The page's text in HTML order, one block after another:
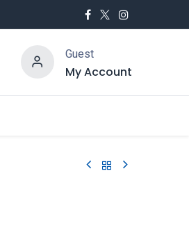
Guest
My Account